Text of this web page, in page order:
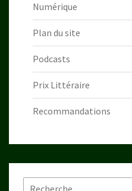
Numérique
Plan du site
Podcasts
Prix Littéraire
Recommandations
Rechercher :